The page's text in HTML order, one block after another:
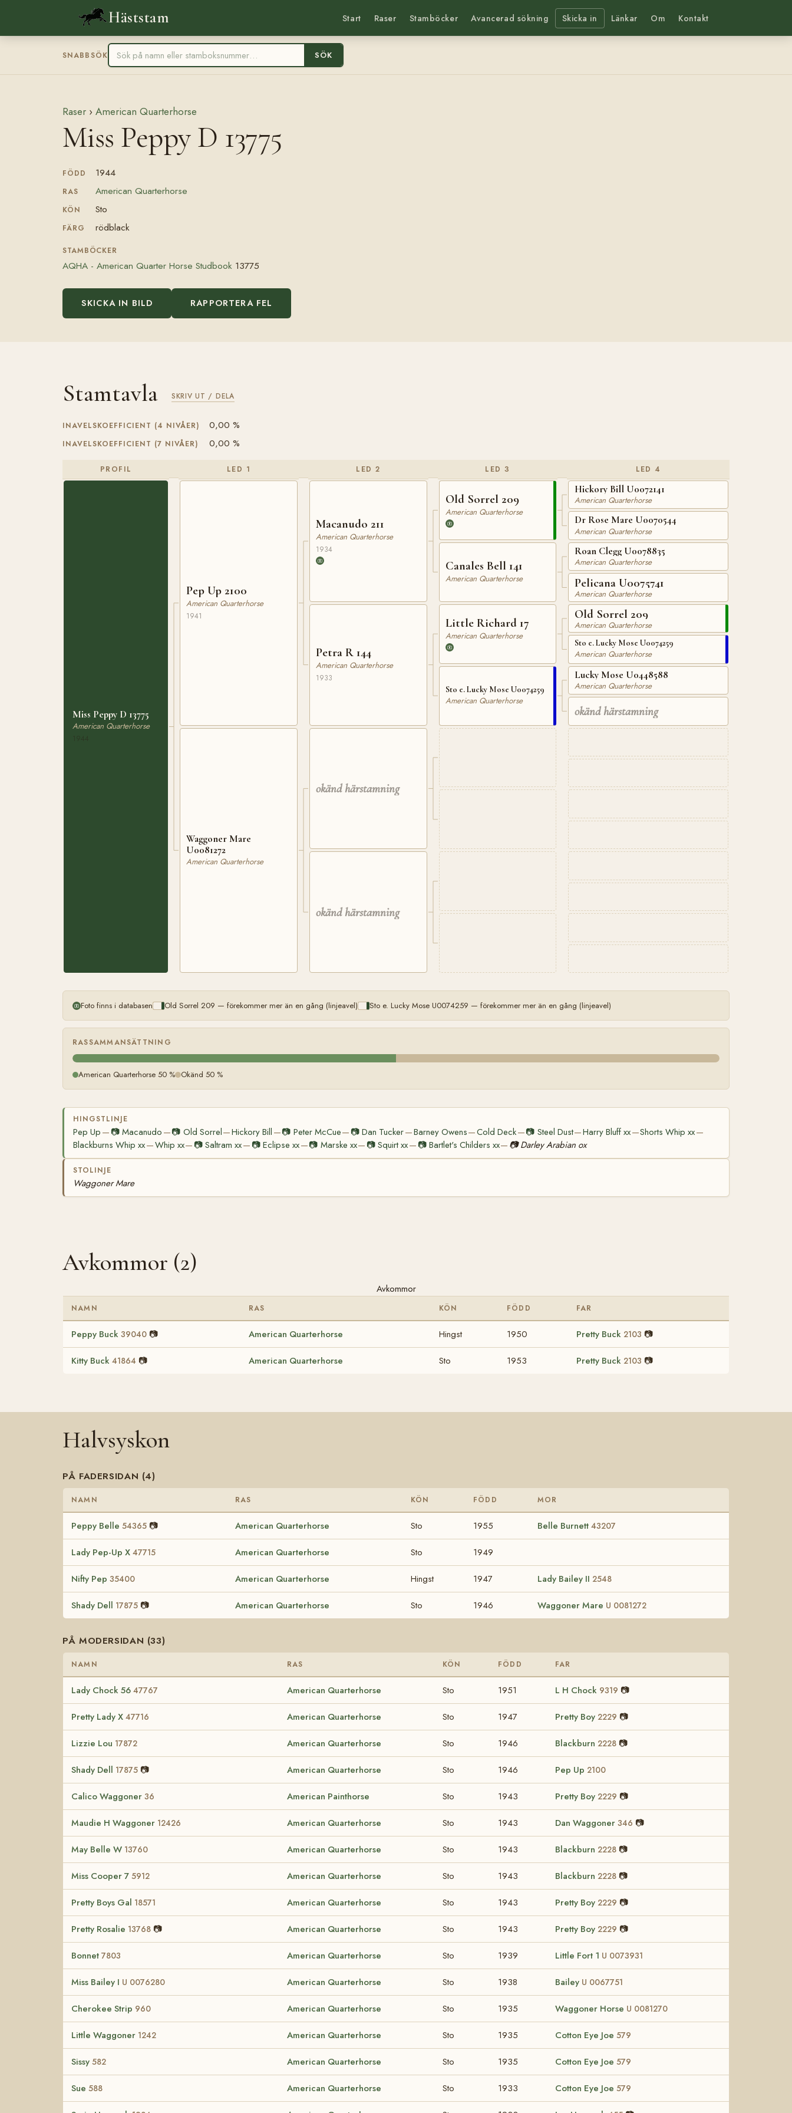
Häststam Start Raser Stamböcker Avancerad sökning Skicka in Länkar Om Kontakt
SNABBSÖK SÖK
Raser › American Quarterhorse
Miss Peppy D 13775
FÖDD 1944
RAS American Quarterhorse
KÖN Sto
FÄRG rödblack
STAMBÖCKER
AQHA - American Quarter Horse Studbook 13775
SKICKA IN BILD RAPPORTERA FEL
Stamtavla SKRIV UT / DELA
INAVELSKOEFFICIENT (4 NIVÅER) 0,00 %
INAVELSKOEFFICIENT (7 NIVÅER) 0,00 %
PROFIL
Miss Peppy D 13775
American Quarterhorse
LED 1
Pep Up 2100
American Quarterhorse
1941
Waggoner Mare
U0081272
American Quarterhorse
LED 2
Macanudo 211
American Quarterhorse
1934
Petra R 144
American Quarterhorse
1933
okänd härstamning
okänd härstamning
LED 3
Old Sorrel 209
American Quarterhorse
Canales Bell 141
American Quarterhorse
Little Richard 17
American Quarterhorse
Sto e. Lucky Mose U0074259
American Quarterhorse
LED 4
Hickory Bill U0072141
American Quarterhorse
Dr Rose Mare U0070544
American Quarterhorse
Roan Clegg U0078835
American Quarterhorse
Pelicana U0075741
American Quarterhorse
Old Sorrel 209
American Quarterhorse
Sto e. Lucky Mose U0074259
American Quarterhorse
Lucky Mose U0448588
American Quarterhorse
okänd härstamning
Foto finns i databasen Old Sorrel 209 — förekommer mer än en gång (linjeavel) Sto e. Lucky Mose U0074259 — förekommer mer än en gång (linjeavel)
RASSAMMANSÄTTNING
American Quarterhorse 50 % Okänd 50 %
HINGSTLINJE
Pep Up — 📷Macanudo —📷 Old Sorrel—Hickory Bill —📷 Peter McCue— 📷Dan Tucker—Barney Owens—Cold Deck—📷 Steel Dust—Harry Bluff xx—Shorts Whip xx—
Blackburns Whip xx—Whip xx— 📷Saltram xx— 📷Eclipse xx—📷 Marske xx— 📷Squirt xx— 📷 Bartlet's Childers xx— 📷 Darley Arabian ox
STOLINJE
Waggoner Mare
Avkommor (2)
Avkommor
NAMN RAS KÖN FÖDD FAR
Peppy Buck 39040 📷 American Quarterhorse Hingst 1950 Pretty Buck 2103 📷
Kitty Buck 41864 📷 American Quarterhorse Sto 1953 Pretty Buck 2103 📷
Halvsyskon
PÅ FADERSIDAN (4)
NAMN RAS KÖN FÖDD MOR
Peppy Belle 54365 📷 American Quarterhorse Sto 1955 Belle Burnett 43207
Lady Pep-Up X 47715 American Quarterhorse Sto 1949
Nifty Pep 35400 American Quarterhorse Hingst 1947 Lady Bailey II 2548
Shady Dell 17875 📷 American Quarterhorse Sto 1946 Waggoner Mare U 0081272
PÅ MODERSIDAN (33)
NAMN RAS KÖN FÖDD FAR
Lady Chock 56 47767 American Quarterhorse Sto 1951 L H Chock 9319 📷
Pretty Lady X 47716 American Quarterhorse Sto 1947 Pretty Boy 2229 📷
Lizzie Lou 17872 American Quarterhorse Sto 1946 Blackburn 2228 📷
Shady Dell 17875 📷 American Quarterhorse Sto 1946 Pep Up 2100
Calico Waggoner 36 American Painthorse Sto 1943 Pretty Boy 2229 📷
Maudie H Waggoner 12426 American Quarterhorse Sto 1943 Dan Waggoner 346 📷
May Belle W 13760 American Quarterhorse Sto 1943 Blackburn 2228 📷
Miss Cooper 7 5912 American Quarterhorse Sto 1943 Blackburn 2228 📷
Pretty Boys Gal 18571 American Quarterhorse Sto 1943 Pretty Boy 2229 📷
Pretty Rosalie 13768 📷 American Quarterhorse Sto 1943 Pretty Boy 2229 📷
Bonnet 7803 American Quarterhorse Sto 1939 Little Fort 1 U 0073931
Miss Bailey I U 0076280 American Quarterhorse Sto 1938 Bailey U 0067751
Cherokee Strip 960 American Quarterhorse Sto 1935 Waggoner Horse U 0081270
Little Waggoner 1242 American Quarterhorse Sto 1935 Cotton Eye Joe 579
Sissy 582 American Quarterhorse Sto 1935 Cotton Eye Joe 579
Sue 588 American Quarterhorse Sto 1933 Cotton Eye Joe 579